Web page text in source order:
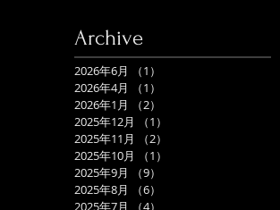
Archive
2026年6月 （1）
2026年4月
（1）
2026年1月
（2）
2025年12月
（1）
2025年11月
（2）
2025年10月
（1）
2025年9月
（9）
2025年8月
（6）
2025年7月
（4）